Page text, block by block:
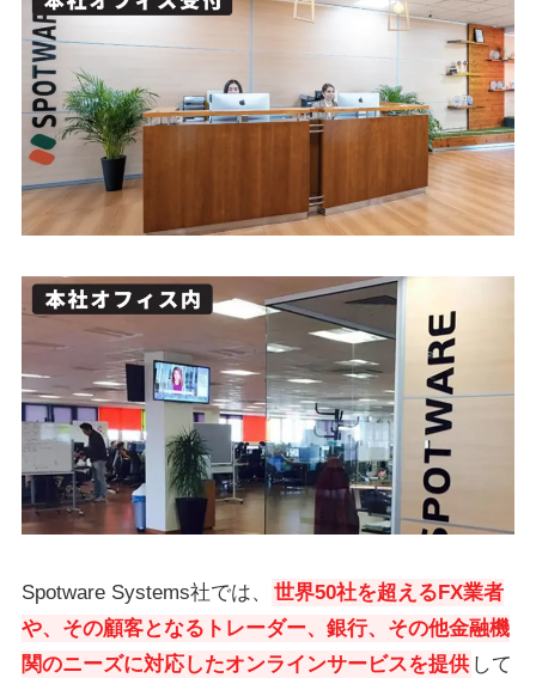
Spotware Systems社では、
世界50社を超えるFX業者
や、その顧客となるトレーダー、銀行、その他金融機
関のニーズに対応したオンラインサービスを提供 して